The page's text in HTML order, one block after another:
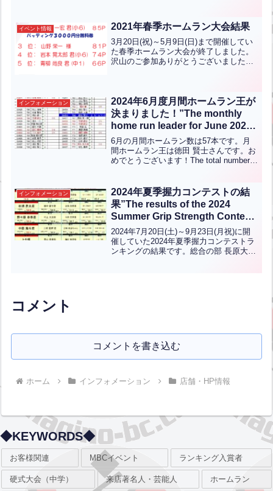
是非とも挑戦してください！！
イベント情報 2021年春季ホームラン大会結果
3月20日(祝)～5月9日(日)まで開催してい
た春季ホームラン大会が終了しました。
沢山のご参加ありがとうございました！
優勝は50...全文はクリック
インフォメーション
2024年6月度月間ホームラン王が
決まりました！”The monthly
home run leader for June 2024
has been determined!”【ENG
CHT KOR JPN】
6月の月間ホームラン数は57本です。月
間ホームラン王は徳田 賢士さんです。お
めでとうございます！The total number
インフォメーション
2024年夏季握力コンテストの結
果”The results of the 2024
Summer Grip Strength Contest
are as follows”【ENG CHT KOR
JPN】
2024年7月20日(土)～9月23日(月祝)に開
催していた2024年夏季握力コンテストラ
ンキングの結果です。総合の部 長原大輔
コメント
コメントを書き込む
ホーム インフォメーション 店舗・HP情報
◆KEYWORDS◆
お客様関連 MBCイベント ランキング入賞者
硬式大会（中学） 来店著名人・芸能人 ホームラン